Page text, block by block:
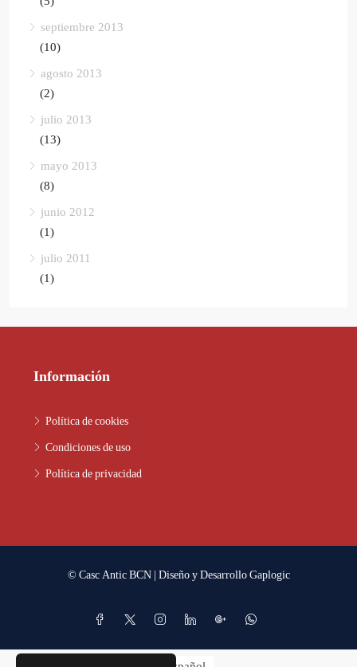
septiembre 2013
(10)
agosto 2013
(2)
julio 2013
(13)
mayo 2013
(8)
junio 2012
(1)
julio 2011
(1)
Información
Política de cookies
Condiciones de uso
Política de privacidad
© Casc Antic BCN | Diseño y DesarrolloGaplogic